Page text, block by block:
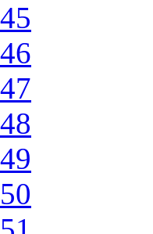
45
46
47
48
49
50